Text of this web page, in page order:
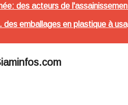
des acteurs de
des emballages en plastique à